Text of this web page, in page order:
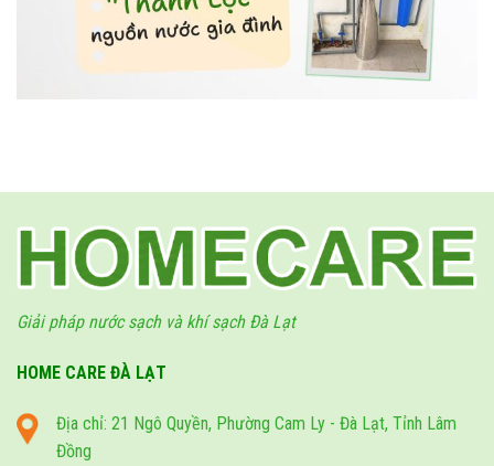
Giải pháp nước sạch và khí sạch Đà Lạt
HOME CARE ĐÀ LẠT
Địa chỉ: 21 Ngô Quyền, Phường Cam Ly - Đà Lạt, Tỉnh Lâm
Đồng